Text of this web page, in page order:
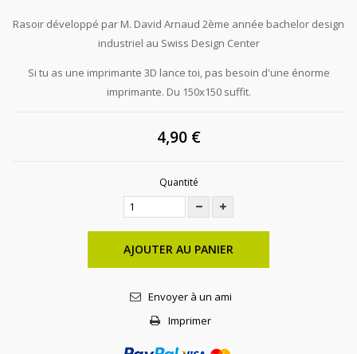
Rasoir développé par M. David Arnaud 2ème année bachelor design
industriel au Swiss Design Center
Si tu as une imprimante 3D lance toi, pas besoin d'une énorme
imprimante. Du 150x150 suffit.
4,90 €
Quantité
AJOUTER AU PANIER
Envoyer à un ami
Imprimer